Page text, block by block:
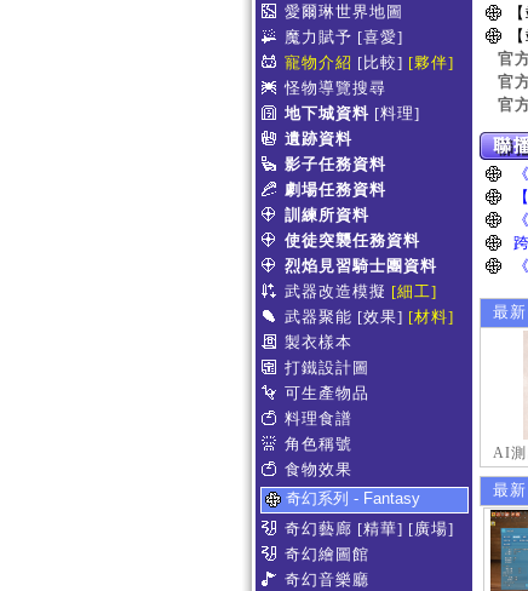
愛爾琳世界地圖
魔力賦予 [喜愛]
寵物介紹 [比較] [夥伴]
怪物導覽搜尋
地下城資料 [料理]
遺跡資料
影子任務資料
劇場任務資料
訓練所資料
使徒突襲任務資料
烈焰見習騎士團資料
武器改造模擬 [細工]
武器聚能 [效果] [材料]
製衣樣本
打鐵設計圖
可生產物品
料理食譜
角色稱號
食物效果
奇幻系列 - Fantasy
奇幻藝廊 [精華] [廣場]
奇幻繪圖館
奇幻音樂廳
官
官
官
最
AI測
最